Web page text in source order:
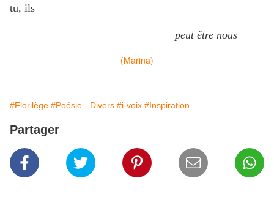
tu, ils
peut être nous
(Marina)
#Florilège #Poésie - Divers #i-voix #Inspiration
Partager